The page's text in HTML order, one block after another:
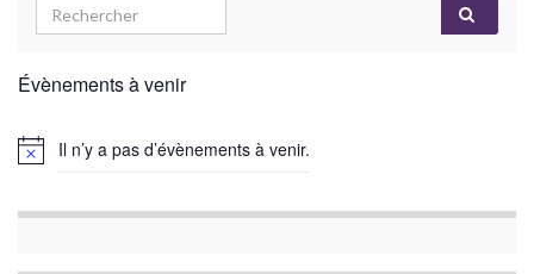
Évènements à venir
Il n’y a pas d’évènements à venir.